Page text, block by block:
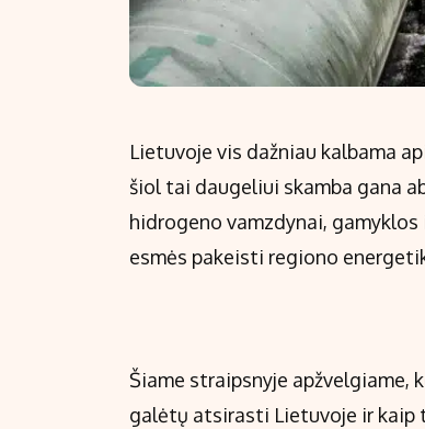
Lietuvoje vis dažniau kalbama
šiol tai daugeliui skamba gana
hidrogeno vamzdynai,
esmės pakeisti regiono
Šiame straipsnyje
galėtų atsirasti Lietuvoje ir kaip